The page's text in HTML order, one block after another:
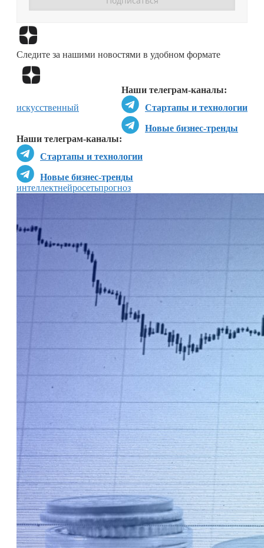
Следите за нашими новостями в удобном формате
Наши телеграм-каналы:
Стартапы и технологии
Новые бизнес-тренды
Наши телеграм-каналы:
Стартапы и технологии
Новые бизнес-тренды
искусственный
интеллектнейросетьпрогноз